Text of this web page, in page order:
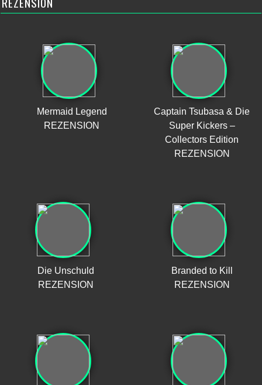
Mermaid Legend
REZENSION
Captain Tsubasa & Die
Super Kickers –
Collectors Edition
REZENSION
Die Unschuld
REZENSION
Branded to Kill
REZENSION